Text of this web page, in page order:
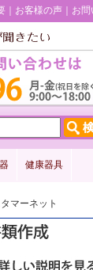
お客様の声 お
健康器具
マーネット